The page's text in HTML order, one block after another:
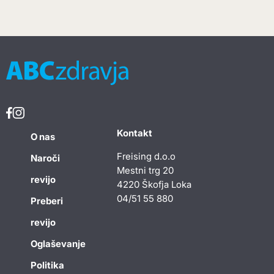
O nas
Naroči
revijo
Preberi
revijo
Oglaševanje
Politika
Kontakt
Freising d.o.o
Mestni trg 20
4220 Škofja Loka
04/51 55 880